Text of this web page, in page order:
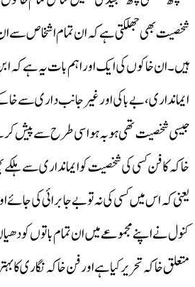
شخصیت بھی جھلکتی ہے کہ ان تمام اشخاص
ہیں۔ان خاکوں کی ایک اور اہم بات یہ ہے کہ
ایمانداری،بے باکی اور غیر جانب داری سے
جیسی شخصیت تھی ہو بہ ہو اسی طرح سے پیش
خاکہ کا فن کسی کی شخصیت کو ایمانداری سے ہلکے
یعنی کہ اس میں کسی کی نہ تو بے جا برائی کی
کنول نے اپنے مجموعے میں ان تمام باتوں کو
متعلق خاکہ تحریر کیا ہے اور فن خاکہ نگاری کا